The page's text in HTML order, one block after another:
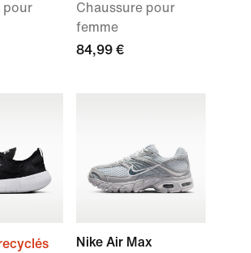
pour
Chaussure pour
femme
84,99 €
Nike Air Max